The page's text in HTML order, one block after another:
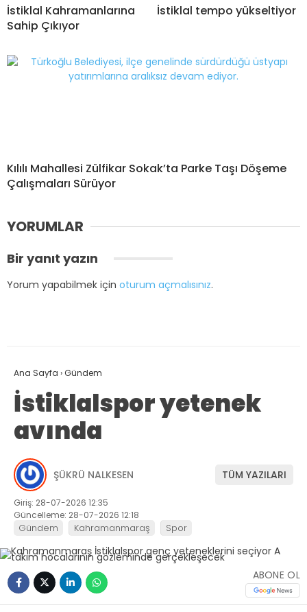
İstiklal Kahramanlarına
Sahip Çıkıyor
İstiklal tempo yükseltiyor
Kılılı Mahallesi Zülfikar Sokak’ta Parke Taşı Döşeme
Çalışmaları Sürüyor
YORUMLAR
Bir yanıt yazın
Yorum yapabilmek için oturum açmalısınız.
Ana Sayfa ›Gündem
İstiklalspor yetenek
avında
ŞÜKRÜ NALKESEN TÜM YAZILARI
Giriş: 28-07-2026 12:35
Güncelleme: 28-07-2026 12:18
Gündem Kahramanmaraş Spor
ABONE OL